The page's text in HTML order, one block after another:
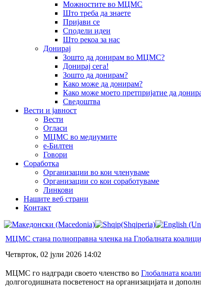
Можностите во МЦМС
Што треба да знаете
Пријави се
Сподели идеи
Што рекоа за нас
Донирај
Зошто да донирам во МЦМС?
Донирај сега!
Зошто да донирам?
Како може да донирам?
Како може моето претпријатие да
Сведоштва
Вести и јавност
Вести
Огласи
МЦМС во медиумите
е-Билтен
Говори
Соработка
Организации во кои членуваме
Организации со кои соработуваме
Линкови
Нашите веб страни
Контакт
МЦМС стана полноправна членка на Глобалната
Четврток, 02 јули 2026 14:02
МЦМС го надгради своето членство во Глобалната
долгогодишната посветеност на организацијата и